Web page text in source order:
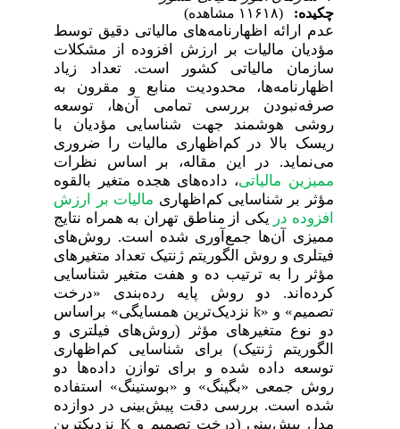
چکیده:
عدم ارائه اظهارنامه‌های مالیاتی دقیق توسط
مؤدیان مالیات بر ارزش افزوده از مشکلات
سازمان‌ مالیاتی کشور است. تعداد زیاد
اظهارنامه‌ها، محدودیت منابع و مقرون به
صرفه‌نبودن بررسی تمامی آن‌ها، توسعه
روشی هوشمند جهت شناسایی مؤدیان با
ریسک بالا در کم‌اظهاری مالیات را ضروری
می‌نماید. در این مقاله، بر اساس نظرات
ممیزین مالیاتی، داده‌های هجده متغیر بالقوه
مؤثر بر شناسایی کم‌اظهاریمالیات بر ارزش
افزوده دریکی از مناطق تهران به همراه نتایج
ممیزی آن‌ها جمع‌آوری شده است. روش‌های
فیتلری و روش الگوریتم ژنتیک تعداد متغیرهای
مؤثر را به ترتیب ده و هفت متغیر شناسایی
کرده‌اند. دو روش پایه رده‌بندی «درخت
تصمیم» و « k‌ نزدیکترین همسایگی» بر‌اساس
دو نوع متغیرهای مؤثر (روش‌های فیلتری و
الگوریتم ژنتیک) برای شناسایی کم‌اظهاری
توسعه داده شده و برای توازن داده‌ها دو
روش‌ جمعی «بگینگ» و «بوستینگ» استفاده
شده است. بررسی دقت پیش‌بینی در دوازده
مدل پیش‌بینی (درخت تصمیم وK نزدیکترین